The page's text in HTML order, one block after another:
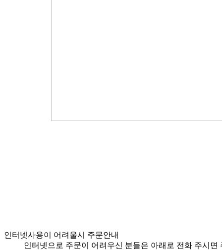
인터넷사용이 어려울시 주문안내
인터넷으로 주문이 어려우신 분들은 아래로 전화 주시면